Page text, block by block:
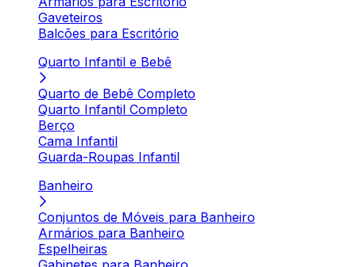
Gaveteiros
Balcões para Escritório
Quarto Infantil e Bebê
Quarto de Bebê Completo
Quarto Infantil Completo
Berço
Cama Infantil
Guarda-Roupas Infantil
Banheiro
Conjuntos de Móveis para Banheiro
Armários para Banheiro
Espelheiras